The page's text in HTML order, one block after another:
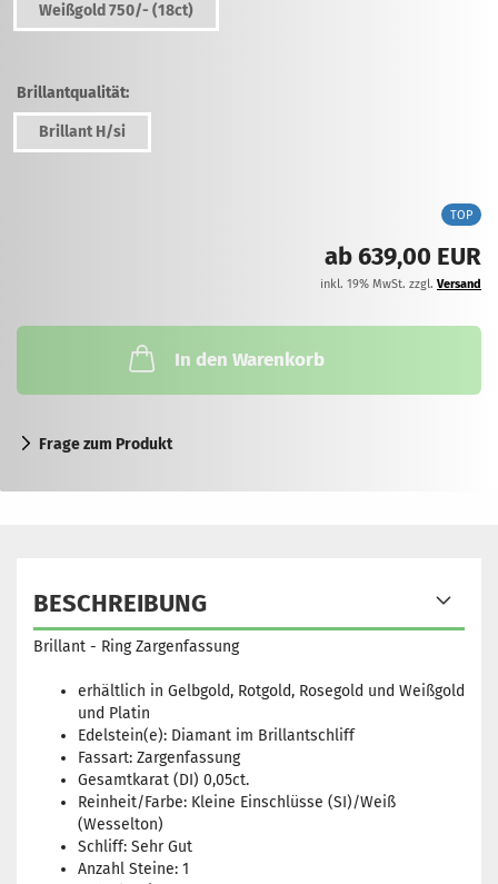
Weißgold 750/- (18ct)
Brillantqualität:
Brillant H/si
TOP
ab 639,00 EUR
inkl. 19% MwSt. zzgl. Versand
In den Warenkorb
Frage zum Produkt
BESCHREIBUNG
Brillant - Ring Zargenfassung
erhältlich in Gelbgold, Rotgold, Rosegold und Weißgold
und Platin
Edelstein(e): Diamant im Brillantschliff
Fassart: Zargenfassung
Gesamtkarat (DI) 0,05ct.
Reinheit/Farbe: Kleine Einschlüsse (SI)/Weiß
(Wesselton)
Schliff: Sehr Gut
Anzahl Steine: 1